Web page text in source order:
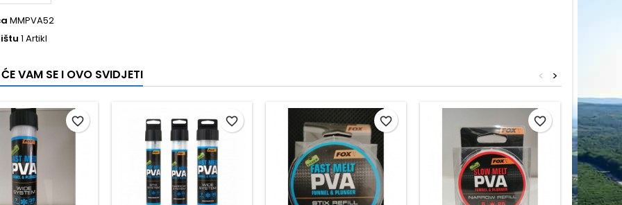
MMPVA52
1 Artikl
VAM SE I OVO SVIDJETI >
<
favorite_border favorite_border favorite_border favorite_border